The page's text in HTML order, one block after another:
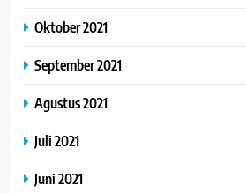
Oktober 2021
September 2021
Agustus 2021
Juli 2021
Juni 2021